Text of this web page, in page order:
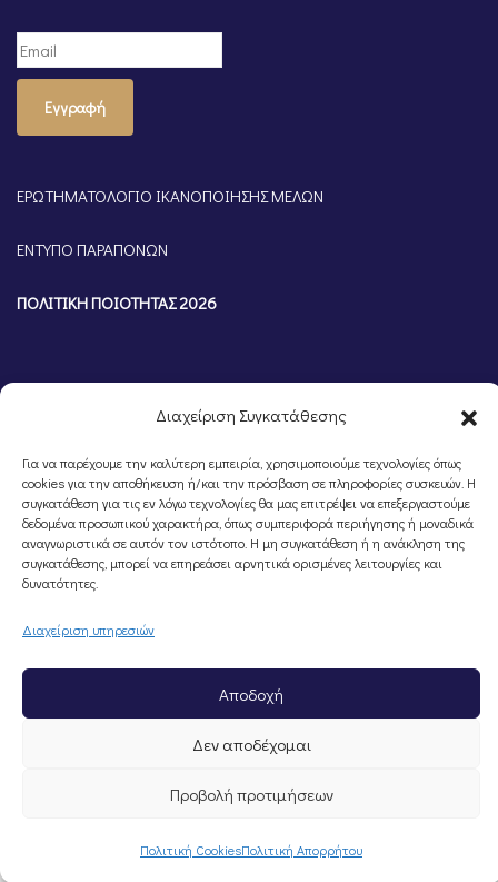
Διαχείριση Συγκατάθεσης
Για να παρέχουμε την καλύτερη εμπειρία, χρησιμοποιούμε τεχνολογίες όπως
cookies για την αποθήκευση ή/και την πρόσβαση σε πληροφορίες συσκευών. Η
συγκατάθεση για τις εν λόγω τεχνολογίες θα μας επιτρέψει να επεξεργαστούμε
δεδομένα προσωπικού χαρακτήρα, όπως συμπεριφορά περιήγησης ή μοναδικά
αναγνωριστικά σε αυτόν τον ιστότοπο. Η μη συγκατάθεση ή η ανάκληση της
συγκατάθεσης, μπορεί να επηρεάσει αρνητικά ορισμένες λειτουργίες και
δυνατότητες.
Διαχείριση υπηρεσιών
Αποδοχή
Δεν αποδέχομαι
Προβολή προτιμήσεων
Πολιτική CookiesΠολιτική Απορρήτου
Εγγραφή
ΕΡΩΤΗΜΑΤΟΛΟΓΙΟ ΙΚΑΝΟΠΟΙΗΣΗΣ ΜΕΛΩΝ
ΕΝΤΥΠΟ ΠΑΡΑΠΟΝΩΝ
ΠΟΛΙΤΙΚΗ ΠΟΙΟΤΗΤΑΣ 2026
©Portal Επιμελητηρίου Ημαθίας, Powered byKnowledge A.E.